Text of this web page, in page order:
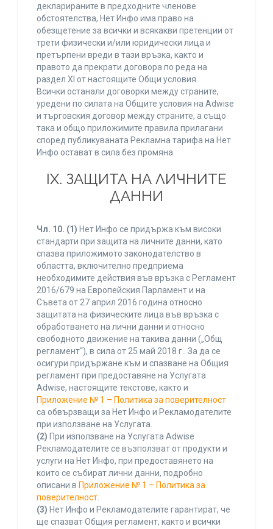
декларираните в предходните членове
обстоятелства, Нет Инфо има право на
обезщетение за всички и всякакви претенции от
трети физически и/или юридически лица и
претърпени вреди в тази връзка, както и
правото да прекрати договора по реда на
раздел XI от настоящите Общи условия.
Всички останали договорки между страните,
уредени по силата на Общите условия на Adwise
и търговския договор между страните, а също
така и общо приложимите правила прилагани
според публикуваната Рекламна тарифа на Нет
Инфо остават в сила без промяна.
IХ. ЗАЩИТА НА ЛИЧНИТЕ
ДАННИ
Чл. 10. (1) Нет Инфо се придържа към високи
стандарти при защита на личните данни, като
спазва приложимото законодателство в
областта, включително предприема
необходимите действия във връзка с Регламент
2016/679 на Европейския Парламент и на
Съвета от 27 април 2016 година относно
защитата на физическите лица във връзка с
обработването на лични данни и относно
свободното движение на такива данни („Общ
регламент“), в сила от 25 май 2018 г.. За да се
осигури придържане към и спазване на Общия
регламент при предоставяне на Услугата
Adwise, настоящите текстове, както и
Приложение № 1 – Политика за поверителност
са обвързващи за Нет Инфо и Рекламодателите
при използване на Услугата.
(2) При използване на Услугата Adwise
Рекламодателите се възползват от продукти и
услуги на Нет Инфо, при предоставянето на
които се събират лични данни, подробно
описани в Приложение № 1 – Политика за
поверителност.
(3) Нет Инфо и Рекламодателите гарантират, че
ще спазват Общия регламент, както и всички